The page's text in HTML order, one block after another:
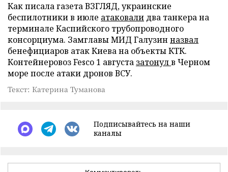
Как писала газета ВЗГЛЯД, украинские
беспилотники в июле атаковали два танкера на
терминале Каспийского трубопроводного
консорциума. Замглавы МИД Галузин назвал
бенефициаров атак Киева на объекты КТК.
Контейнеровоз Fesco 1 августа затонулв Черном
море после атаки дронов ВСУ.
Текст: Катерина Туманова
Подписывайтесь на наши
каналы